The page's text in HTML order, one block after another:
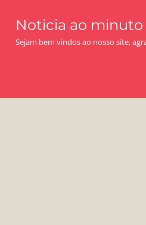
content
Noticia ao minuto
Sejam bem vindos ao nosso site,